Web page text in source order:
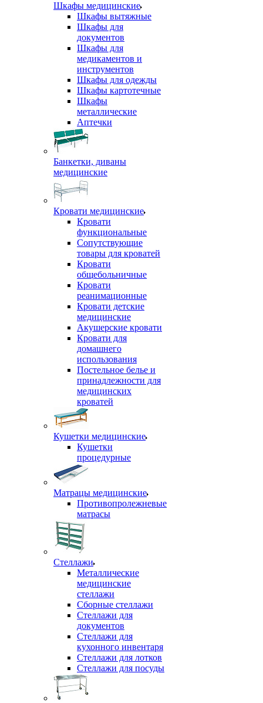
Шкафы медицинские
Шкафы вытяжные
Шкафы для
документов
Шкафы для
медикаментов и
инструментов
Шкафы для одежды
Шкафы картотечные
Шкафы
металлические
Аптечки
Банкетки, диваны
медицинские
Кровати медицинские
Кровати
функциональные
Сопутствующие
товары для кроватей
Кровати
общебольничные
Кровати
реанимационные
Кровати детские
медицинские
Акушерские кровати
Кровати для
домашнего
использования
Постельное белье и
принадлежности для
медицинских
кроватей
Кушетки медицинские
Кушетки
процедурные
Матрацы медицинские
Противопролежневые
матрасы
Стеллажи
Металлические
медицинские
стеллажи
Сборные стеллажи
Стеллажи для
документов
Стеллажи для
кухонного инвентаря
Стеллажи для лотков
Стеллажи для посуды